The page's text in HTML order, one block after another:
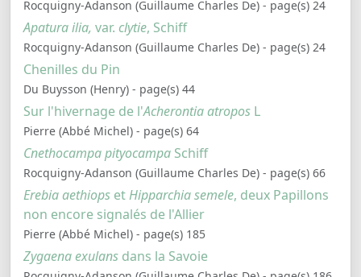
Rocquigny-Adanson (Guillaume Charles De) - page(s) 24
Apatura ilia, var. clytie, Schiff
Rocquigny-Adanson (Guillaume Charles De) - page(s) 24
Chenilles du Pin
Du Buysson (Henry) - page(s) 44
Sur l'hivernage de l'Acherontia atropos L
Pierre (Abbé Michel) - page(s) 64
Cnethocampa pityocampa Schiff
Rocquigny-Adanson (Guillaume Charles De) - page(s) 66
Erebia aethiops etHipparchia semele, deux Papillons
non encore signalés de l'Allier
Pierre (Abbé Michel) - page(s) 185
Zygaena exulans dans la Savoie